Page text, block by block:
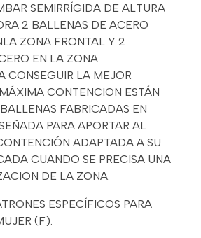
SEMIRRÍGIDA DE ALTURA
2 BALLENAS DE ACERO
ZONA FRONTAL Y 2
EN LA ZONA
CONSEGUIR LA MEJOR
CONTENCION ESTÁN
FABRICADAS EN
PARA APORTAR AL
ADAPTADA A SU
CUANDO SE PRECISA UNA
DE LA ZONA.
ESPECÍFICOS PARA
(F).